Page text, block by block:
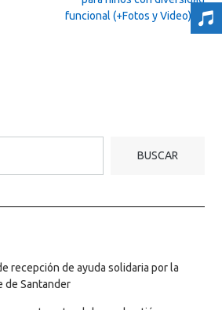
funcional (+Fotos y Video)
→
BUSCAR
recepción de ayuda solidaria por la
de Santander